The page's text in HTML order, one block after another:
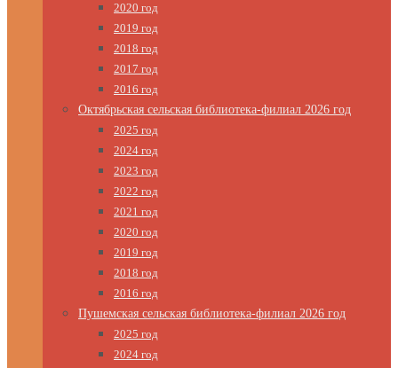
2020 год
2019 год
2018 год
2017 год
2016 год
Октябрьская сельская библиотека-филиал 2026 год
2025 год
2024 год
2023 год
2022 год
2021 год
2020 год
2019 год
2018 год
2016 год
Пушемская сельская библиотека-филиал 2026 год
2025 год
2024 год